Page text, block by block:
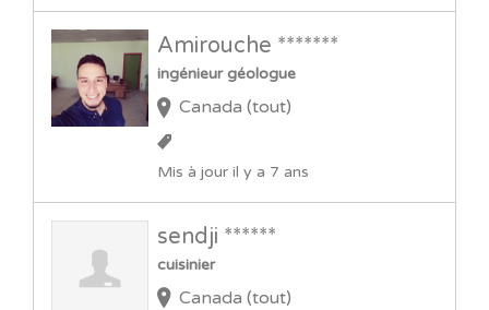
Amirouche *******
ingénieur géologue
Canada (tout)
Mis à jour il y a 7 ans
sendji ******
cuisinier
Canada (tout)